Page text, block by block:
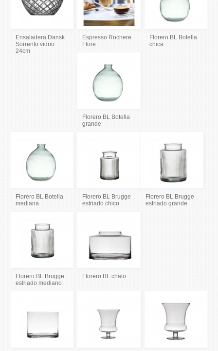
Ensaladera Dansk
Sorrento vidrio
24cm
Espresso Rochere
Flore
Florero BL Botella
chica
Florero BL Botella
grande
Florero BL Botella
mediana
Florero BL Brugge
estriado chico
Florero BL Brugge
estriado grande
Florero BL Brugge
estriado mediano
Florero BL chato